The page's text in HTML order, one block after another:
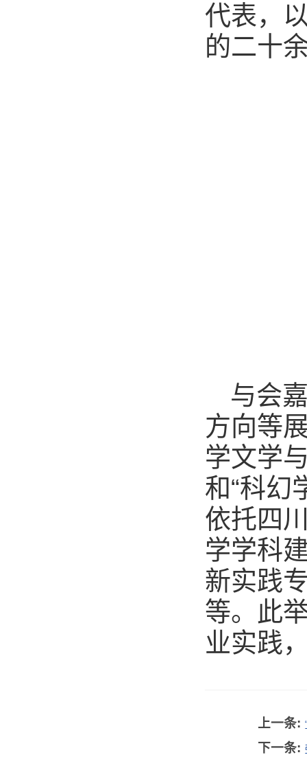
代表，
的二十
与会
方向等
学文学
和“科幻
依托四
学学科
新实践
等。此
业实践
上一条:
下一条: